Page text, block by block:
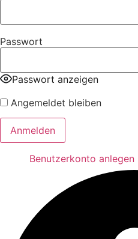
Passwort
Passwort anzeigen
Angemeldet bleiben
Benutzerkonto anlegen|